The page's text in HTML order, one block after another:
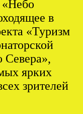
«Небо
в
«Туризм
Севера»,
ярких
зрителей